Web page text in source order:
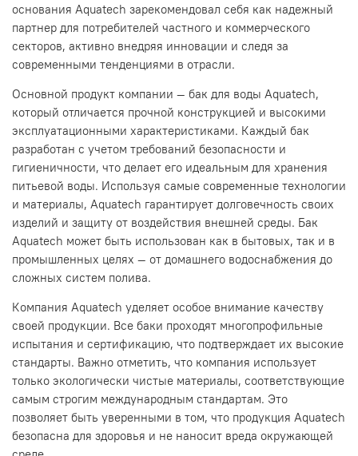
основания Aquatech зарекомендовал себя как надежный
партнер для потребителей частного и коммерческого
секторов, активно внедряя инновации и следя за
современными тенденциями в отрасли.
Основной продукт компании — бак для воды Aquatech,
который отличается прочной конструкцией и высокими
эксплуатационными характеристиками. Каждый бак
разработан с учетом требований безопасности и
гигиеничности, что делает его идеальным для хранения
питьевой воды. Используя самые современные технологии
и материалы, Aquatech гарантирует долговечность своих
изделий и защиту от воздействия внешней среды. Бак
Aquatech может быть использован как в бытовых, так и в
промышленных целях — от домашнего водоснабжения до
сложных систем полива.
Компания Aquatech уделяет особое внимание качеству
своей продукции. Все баки проходят многопрофильные
испытания и сертификацию, что подтверждает их высокие
стандарты. Важно отметить, что компания использует
только экологически чистые материалы, соответствующие
самым строгим международным стандартам. Это
позволяет быть уверенными в том, что продукция Aquatech
безопасна для здоровья и не наносит вреда окружающей